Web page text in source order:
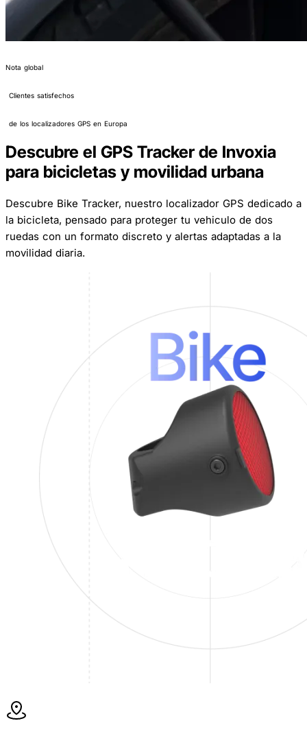
Nota global
Clientes satisfechos
de los localizadores GPS en Europa
Descubre el GPS Tracker de Invoxia
para bicicletas y movilidad urbana
Descubre Bike Tracker, nuestro localizador GPS dedicado a
la bicicleta, pensado para proteger tu vehiculo de dos
ruedas con un formato discreto y alertas adaptadas a la
movilidad diaria.